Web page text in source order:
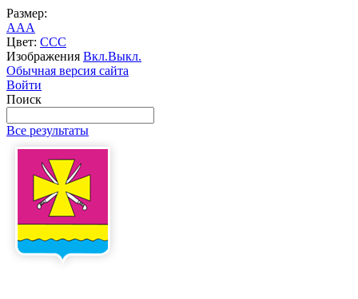
Размер:
AAA
Цвет: CCC
Изображения Вкл.Выкл.
Обычная версия сайта
Войти
Поиск
Все результаты